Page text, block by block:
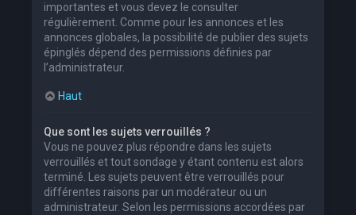
importantes et vous devez le consulter
régulièrement. Comme pour les annonces et les
annonces globales, la possibilité de publier des sujets
épinglés dépend des permissions définies par
l’administrateur.
Haut
Que sont les sujets verrouillés ?
Vous ne pouvez plus répondre dans les sujets
verrouillés et tout sondage y étant contenu est alors
terminé. Les sujets peuvent être verrouillés pour
différentes raisons par un modérateur ou un
administrateur. Selon les permissions accordées par